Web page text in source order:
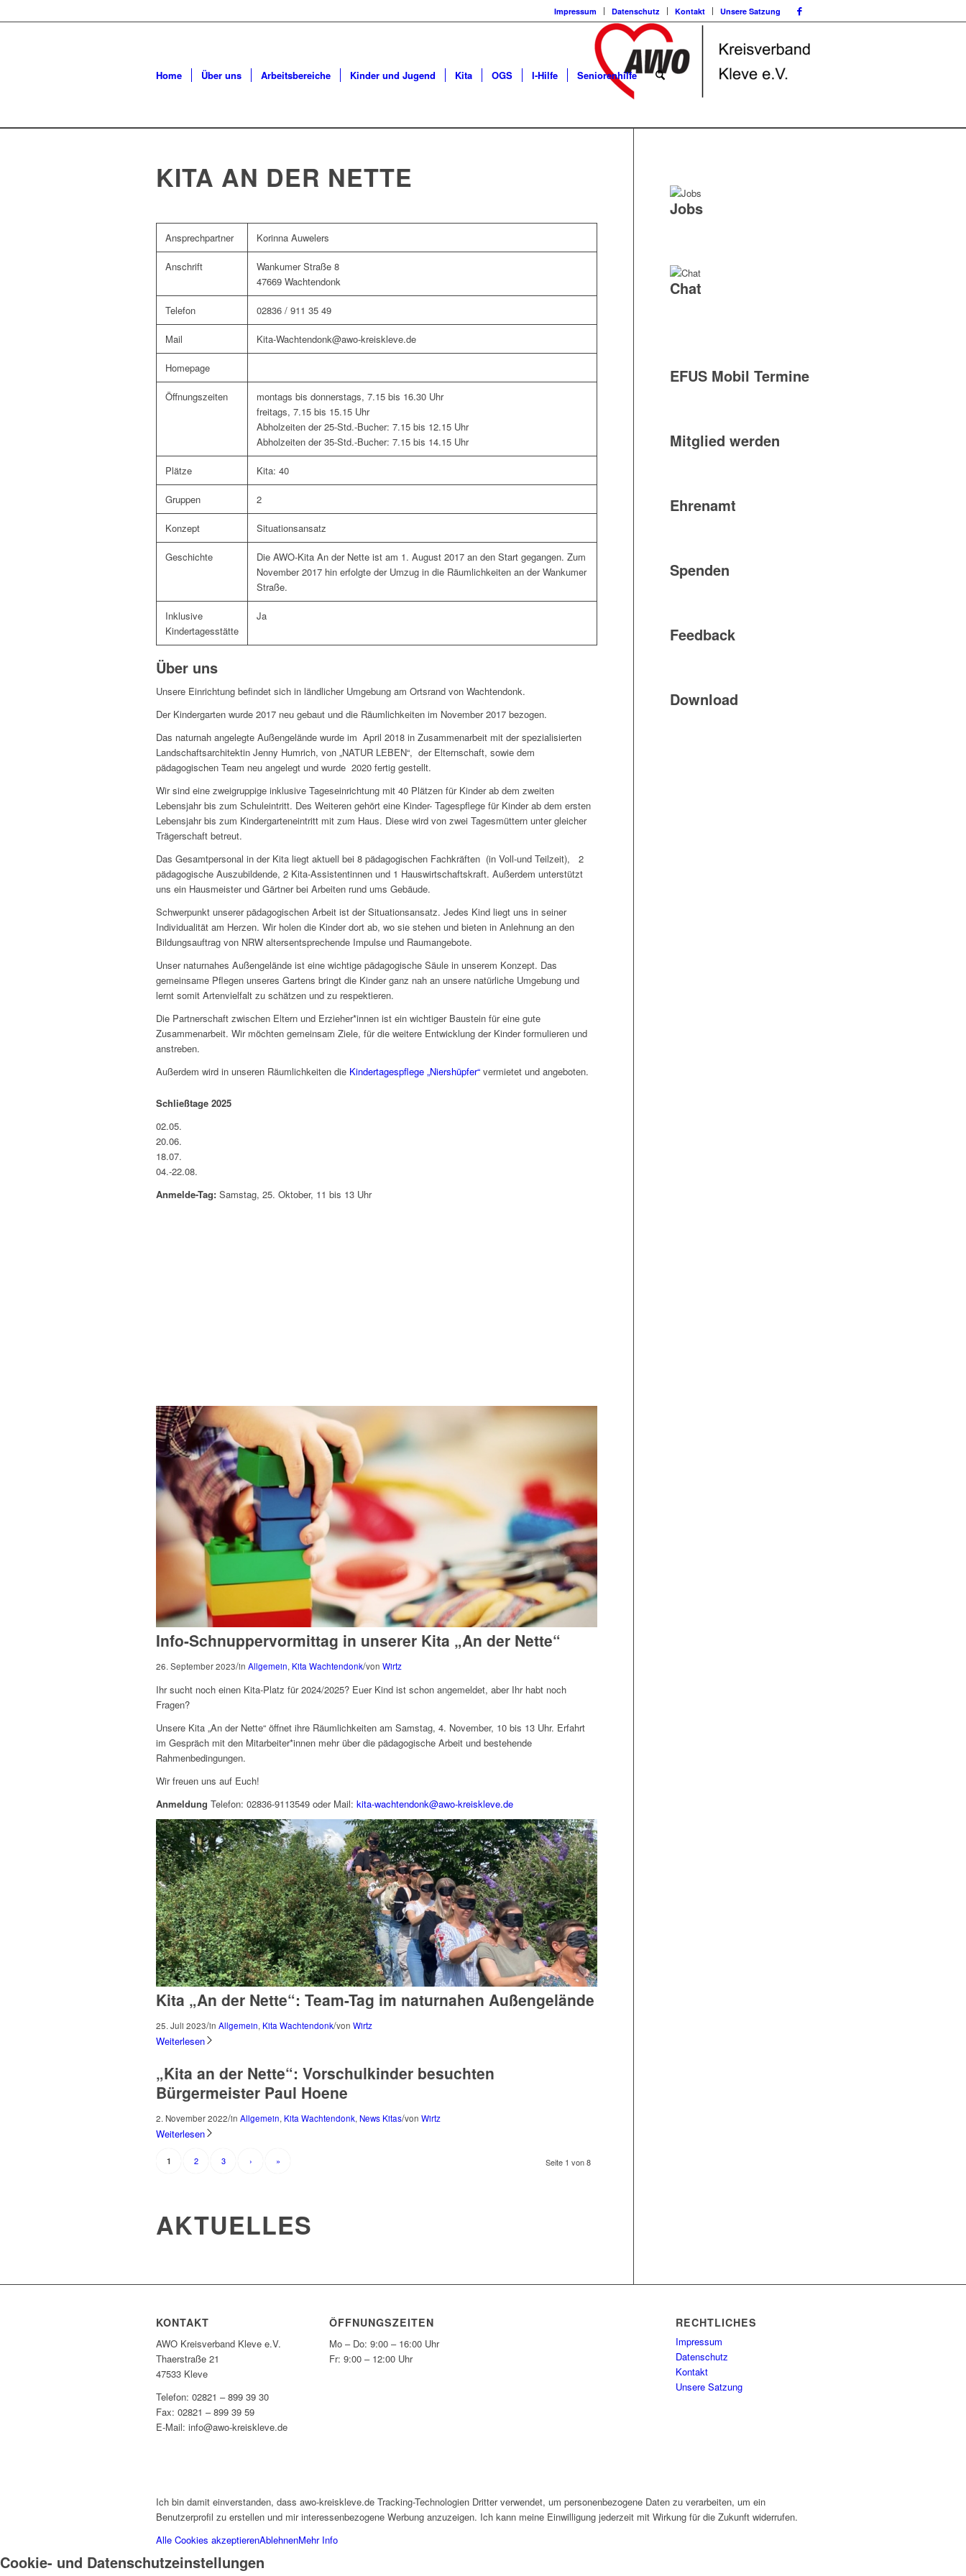
Impressum Datenschutz Kontakt Unsere Satzung
Home Über uns Arbeitsbereiche Kinder und Jugend Kita OGS I-Hilfe Seniorenhilfe
KITA AN DER NETTE
Ansprechpartner Korinna Auwelers
Anschrift
Wankumer Straße 8
47669 Wachtendonk
Telefon 02836 / 911 35 49
Mail Kita-Wachtendonk@awo-kreiskleve.de
Homepage
Öffnungszeiten
montags bis donnerstags, 7.15 bis 16.30 Uhr
freitags, 7.15 bis 15.15 Uhr
Abholzeiten der 25-Std.-Bucher: 7.15 bis 12.15 Uhr
Abholzeiten der 35-Std.-Bucher: 7.15 bis 14.15 Uhr
Plätze Kita: 40
Gruppen 2
Konzept Situationsansatz
Geschichte
Die AWO-Kita An der Nette ist am 1. August 2017 an den Start gegangen. Zum
November 2017 hin erfolgte der Umzug in die Räumlichkeiten an der Wankumer
Straße.
Inklusive
Kindertagesstätte
Ja
Über uns
Unsere Einrichtung befindet sich in ländlicher Umgebung am Ortsrand von Wachtendonk.
Der Kindergarten wurde 2017 neu gebaut und die Räumlichkeiten im November 2017 bezogen.
Das naturnah angelegte Außengelände wurde im April 2018 in Zusammenarbeit mit der spezialisierten
Landschaftsarchitektin Jenny Humrich, von „NATUR LEBEN“, der Elternschaft, sowie dem
pädagogischen Team neu angelegt und wurde 2020 fertig gestellt.
Wir sind eine zweigruppige inklusive Tageseinrichtung mit 40 Plätzen für Kinder ab dem zweiten
Lebensjahr bis zum Schuleintritt. Des Weiteren gehört eine Kinder- Tagespflege für Kinder ab dem ersten
Lebensjahr bis zum Kindergarteneintritt mit zum Haus. Diese wird von zwei Tagesmüttern unter gleicher
Trägerschaft betreut.
Das Gesamtpersonal in der Kita liegt aktuell bei 8 pädagogischen Fachkräften (in Voll-und Teilzeit), 2
pädagogische Auszubildende, 2 Kita-Assistentinnen und 1 Hauswirtschaftskraft. Außerdem unterstützt
uns ein Hausmeister und Gärtner bei Arbeiten rund ums Gebäude.
Schwerpunkt unserer pädagogischen Arbeit ist der Situationsansatz. Jedes Kind liegt uns in seiner
Individualität am Herzen. Wir holen die Kinder dort ab, wo sie stehen und bieten in Anlehnung an den
Bildungsauftrag von NRW altersentsprechende Impulse und Raumangebote.
Unser naturnahes Außengelände ist eine wichtige pädagogische Säule in unserem Konzept. Das
gemeinsame Pflegen unseres Gartens bringt die Kinder ganz nah an unsere natürliche Umgebung und
lernt somit Artenvielfalt zu schätzen und zu respektieren.
Die Partnerschaft zwischen Eltern und Erzieher*innen ist ein wichtiger Baustein für eine gute
Zusammenarbeit. Wir möchten gemeinsam Ziele, für die weitere Entwicklung der Kinder formulieren und
anstreben.
Außerdem wird in unseren Räumlichkeiten die Kindertagespflege „Niershüpfer“ vermietet und angeboten.
Schließtage 2025
02.05.
20.06.
18.07.
04.-22.08.
Anmelde-Tag: Samstag, 25. Oktober, 11 bis 13 Uhr
Info-Schnuppervormittag in unserer Kita „An der Nette“
26. September 2023/in Allgemein, Kita Wachtendonk/von Wirtz
Ihr sucht noch einen Kita-Platz für 2024/2025? Euer Kind ist schon angemeldet, aber Ihr habt noch
Fragen?
Unsere Kita „An der Nette“ öffnet ihre Räumlichkeiten am Samstag, 4. November, 10 bis 13 Uhr. Erfahrt
im Gespräch mit den Mitarbeiter*innen mehr über die pädagogische Arbeit und bestehende
Rahmenbedingungen.
Wir freuen uns auf Euch!
Anmeldung Telefon: 02836-9113549 oder Mail: kita-wachtendonk@awo-kreiskleve.de
Kita „An der Nette“: Team-Tag im naturnahen Außengelände
25. Juli 2023/in Allgemein, Kita Wachtendonk/von Wirtz
Weiterlesen
„Kita an der Nette“: Vorschulkinder besuchten
Bürgermeister Paul Hoene
2. November 2022/in Allgemein, Kita Wachtendonk,News Kitas/von Wirtz
Weiterlesen
Seite 1 von 8
1 2 3 › »
AKTUELLES
Jobs
Chat
EFUS Mobil Termine
Mitglied werden
Ehrenamt
Spenden
Feedback
Download
KONTAKT
AWO Kreisverband Kleve e.V.
Thaerstraße 21
47533 Kleve
Telefon: 02821 – 899 39 30
Fax: 02821 – 899 39 59
E-Mail: info@awo-kreiskleve.de
ÖFFNUNGSZEITEN
Mo – Do: 9:00 – 16:00 Uhr
Fr: 9:00 – 12:00 Uhr
RECHTLICHES
Impressum
Datenschutz
Kontakt
Unsere Satzung
Ich bin damit einverstanden, dass awo-kreiskleve.de Tracking-Technologien Dritter verwendet, um personenbezogene Daten zu verarbeiten, um ein
Benutzerprofil zu erstellen und mir interessenbezogene Werbung anzuzeigen. Ich kann meine Einwilligung jederzeit mit Wirkung für die Zukunft widerrufen.
Alle Cookies akzeptierenAblehnenMehr Info
Cookie- und Datenschutzeinstellungen